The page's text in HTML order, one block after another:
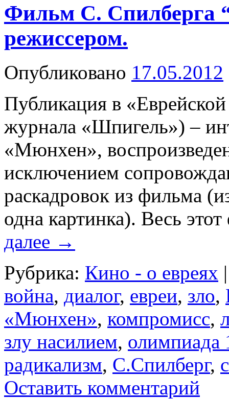
Фильм С. Спилберга
режиссером.
Опубликовано 17.05.2012
Публикация в «Еврейской
журнала «Шпигель») –
«Мюнхен»,
исключением
раскадровок из фильма
одна картинка). Весь
далее →
Рубрика: Кино - о евреях |
война, диалог, евреи, зло,
«Мюнхен», компромисс,
злу насилием, олимпиада
радикализм, С.Спилберг,
Оставить комментарий